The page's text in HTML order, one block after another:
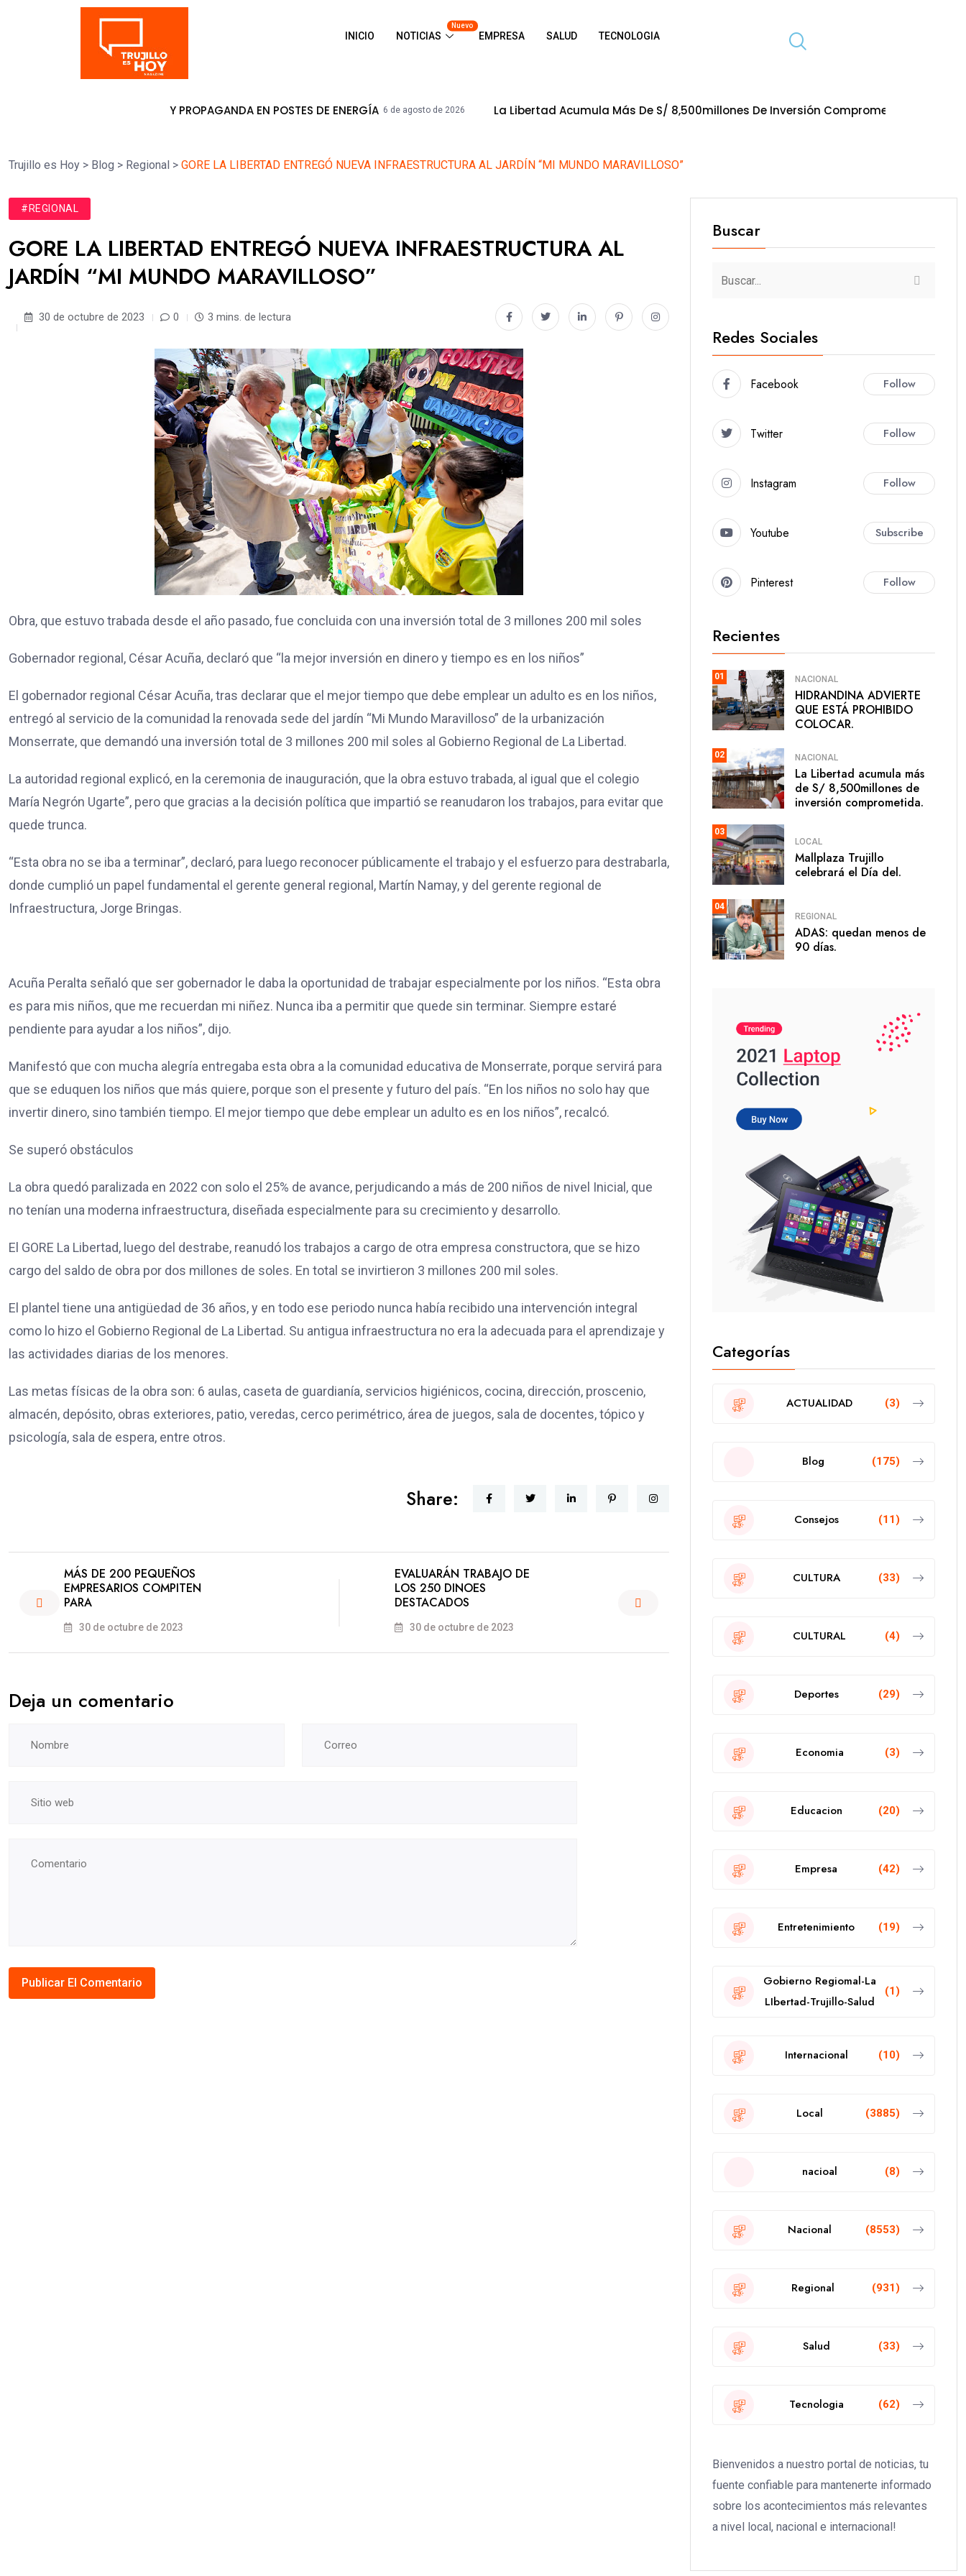
INICIO NOTICIAS
Nuevo
EMPRESA SALUD TECNOLOGIA
PANCARTAS Y PROPAGANDA EN POSTES DE ENERGÍA 6 de agosto de 2026 La Libertad Acumula Más De S/ 8,500millones De Inversión Comprometida En Obras
Trujillo es Hoy > Blog > Regional > GORE LA LIBERTAD ENTREGÓ NUEVA INFRAESTRUCTURA AL JARDÍN “MI MUNDO MARAVILLOSO”
#REGIONAL
GORE LA LIBERTAD ENTREGÓ NUEVA INFRAESTRUCTURA AL
JARDÍN “MI MUNDO MARAVILLOSO”
30 de octubre de 2023 0 3 mins. de lectura
Obra, que estuvo trabada desde el año pasado, fue concluida con una inversión total de 3 millones 200 mil soles
Gobernador regional, César Acuña, declaró que “la mejor inversión en dinero y tiempo es en los niños”
El gobernador regional César Acuña, tras declarar que el mejor tiempo que debe emplear un adulto es en los niños,
entregó al servicio de la comunidad la renovada sede del jardín “Mi Mundo Maravilloso” de la urbanización
Monserrate, que demandó una inversión total de 3 millones 200 mil soles al Gobierno Regional de La Libertad.
La autoridad regional explicó, en la ceremonia de inauguración, que la obra estuvo trabada, al igual que el colegio
María Negrón Ugarte”, pero que gracias a la decisión política que impartió se reanudaron los trabajos, para evitar que
quede trunca.
“Esta obra no se iba a terminar”, declaró, para luego reconocer públicamente el trabajo y el esfuerzo para destrabarla,
donde cumplió un papel fundamental el gerente general regional, Martín Namay, y del gerente regional de
Infraestructura, Jorge Bringas.
Acuña Peralta señaló que ser gobernador le daba la oportunidad de trabajar especialmente por los niños. “Esta obra
es para mis niños, que me recuerdan mi niñez. Nunca iba a permitir que quede sin terminar. Siempre estaré
pendiente para ayudar a los niños”, dijo.
Manifestó que con mucha alegría entregaba esta obra a la comunidad educativa de Monserrate, porque servirá para
que se eduquen los niños que más quiere, porque son el presente y futuro del país. “En los niños no solo hay que
invertir dinero, sino también tiempo. El mejor tiempo que debe emplear un adulto es en los niños”, recalcó.
Se superó obstáculos
La obra quedó paralizada en 2022 con solo el 25% de avance, perjudicando a más de 200 niños de nivel Inicial, que
no tenían una moderna infraestructura, diseñada especialmente para su crecimiento y desarrollo.
El GORE La Libertad, luego del destrabe, reanudó los trabajos a cargo de otra empresa constructora, que se hizo
cargo del saldo de obra por dos millones de soles. En total se invirtieron 3 millones 200 mil soles.
El plantel tiene una antigüedad de 36 años, y en todo ese periodo nunca había recibido una intervención integral
como lo hizo el Gobierno Regional de La Libertad. Su antigua infraestructura no era la adecuada para el aprendizaje y
las actividades diarias de los menores.
Las metas físicas de la obra son: 6 aulas, caseta de guardianía, servicios higiénicos, cocina, dirección, proscenio,
almacén, depósito, obras exteriores, patio, veredas, cerco perimétrico, área de juegos, sala de docentes, tópico y
psicología, sala de espera, entre otros.
Share:
MÁS DE 200 PEQUEÑOS
EMPRESARIOS COMPITEN
PARA
30 de octubre de 2023
EVALUARÁN TRABAJO DE
LOS 250 DINOES
DESTACADOS
30 de octubre de 2023
Deja un comentario
Buscar
Redes Sociales
Facebook Follow
Twitter Follow
Instagram Follow
Youtube Subscribe
Pinterest Follow
Recientes
01 NACIONAL
HIDRANDINA ADVIERTE
QUE ESTÁ PROHIBIDO
COLOCAR.
02 NACIONAL
La Libertad acumula más
de S/ 8,500millones de
inversión comprometida.
03
LOCAL
Mallplaza Trujillo
celebrará el Día del.
04
REGIONAL
ADAS: quedan menos de
90 días.
Categorías
ACTUALIDAD (3)
Blog (175)
Consejos (11)
CULTURA (33)
CULTURAL (4)
Deportes (29)
Economia (3)
Educacion (20)
Empresa (42)
Entretenimiento (19)
Gobierno Regiomal-La
LIbertad-Trujillo-Salud
(1)
Internacional (10)
Local (3885)
nacioal (8)
Nacional (8553)
Regional (931)
Salud (33)
Tecnologia (62)
Bienvenidos a nuestro portal de noticias, tu
fuente confiable para mantenerte informado
sobre los acontecimientos más relevantes
a nivel local, nacional e internacional!